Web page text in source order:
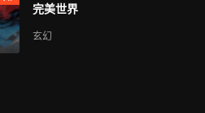
完美世界
玄幻